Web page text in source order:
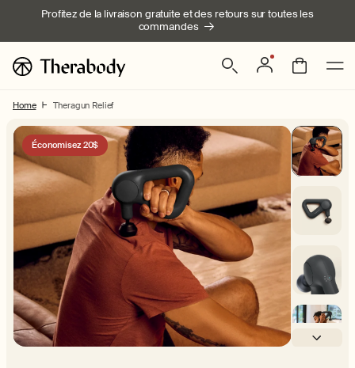
passer au
Profitez de la livraison gratuite et des retours sur toutes les
commandes
Connexion Panier
Home Theragun Relief
Passer aux
informations
produits
Économisez 20$